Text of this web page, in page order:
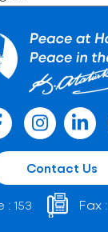
Contact Us
: 153 Fax :